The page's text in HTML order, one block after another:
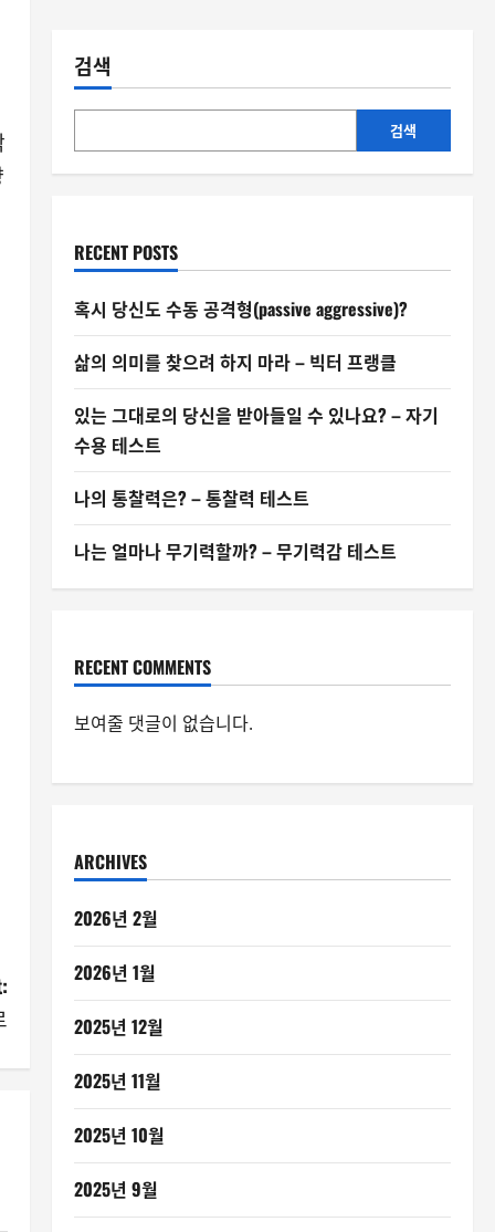
검색
검색
RECENT POSTS
혹시 당신도 수동 공격형(passive aggressive)?
삶의 의미를 찾으려 하지 마라 – 빅터 프랭클
있는 그대로의 당신을 받아들일 수 있나요? – 자기
수용 테스트
나의 통찰력은? – 통찰력 테스트
나는 얼마나 무기력할까? – 무기력감 테스트
RECENT COMMENTS
보여줄 댓글이 없습니다.
ARCHIVES
2026년 2월
2026년 1월
2025년 12월
2025년 11월
2025년 10월
2025년 9월